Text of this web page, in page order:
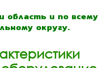
область и по всему
округу.